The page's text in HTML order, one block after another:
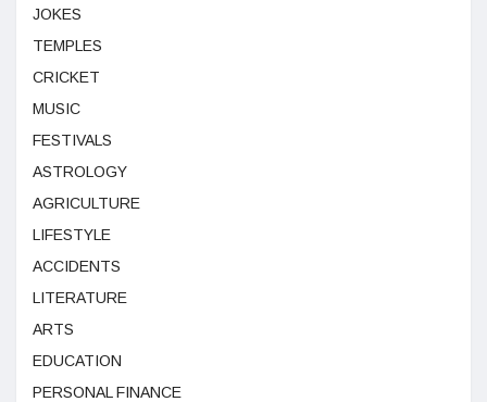
JOKES
TEMPLES
CRICKET
MUSIC
FESTIVALS
ASTROLOGY
AGRICULTURE
LIFESTYLE
ACCIDENTS
LITERATURE
ARTS
EDUCATION
PERSONAL FINANCE